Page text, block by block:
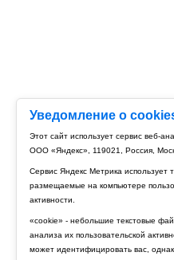
Уведомление о
Этот сайт использует сервис веб-
ООО «Яндекс», 119021, Россия,
Сервис Яндекс Метрика
размещаемые на компьютере
активности.
«cookie» - небольшие текстовые
анализа их пользовательской
может идентифицировать вас,